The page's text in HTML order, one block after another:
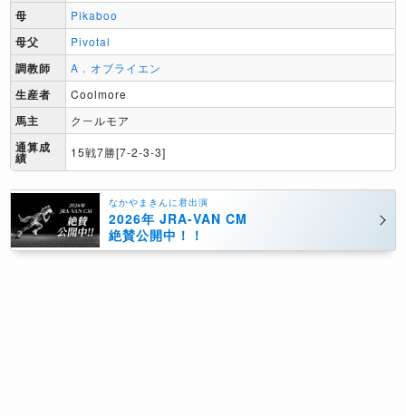
母 Pikaboo
母父 Pivotal
調教師 A．オブライエン
生産者 Coolmore
馬主 クールモア
通算成
績 15戦7勝[7-2-3-3]
なかやまきんに君出演
2026年 JRA-VAN CM
絶賛公開中！！